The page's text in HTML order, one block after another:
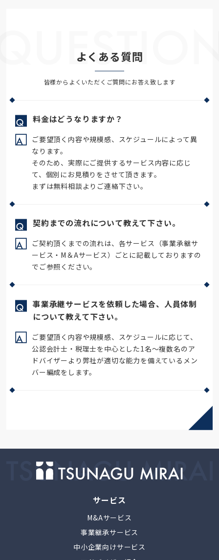
よくある質問
皆様からよくいただくご質問にお答え致します
Q 料金はどうなりますか？
A
ご要望頂く内容や規模感、スケジュールによって異
なります。
そのため、実際にご提供するサービス内容に応じ
て、個別にお見積りをさせて頂きます。
まずは無料相談よりご連絡下さい。
Q 契約までの流れについて教えて下さい。
A
ご契約頂くまでの流れは、各サービス（事業承継サ
ービス・M＆Aサービス）ごとに記載しておりますの
でご参照ください。
Q
事業承継サービスを依頼した場合、人員体制
について教えて下さい。
A
ご要望頂く内容や規模感、スケジュールに応じて、
公認会計士・税理士を中心とした1名～複数名のア
ドバイザーより弊社が適切な能力を備えているメン
バー編成をします。
サービス
M&Aサービス
事業継承サービス
中小企業向けサービス